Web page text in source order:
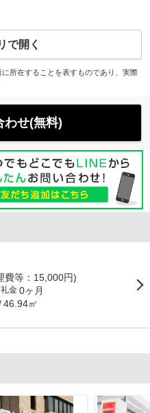
で開く
所在することを表すものであり、実際
わせ(無料)
費等：15,000円)
礼金 0ヶ月
46.94㎡